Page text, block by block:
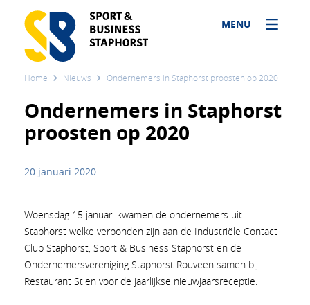
MENU
Home Nieuws Ondernemers in Staphorst proosten op 2020
Ondernemers in Staphorst
proosten op 2020
20 januari 2020
Woensdag 15 januari kwamen de ondernemers uit
Staphorst welke verbonden zijn aan de Industriële Contact
Club Staphorst, Sport & Business Staphorst en de
Ondernemersvereniging Staphorst Rouveen samen bij
Restaurant Stien voor de jaarlijkse nieuwjaarsreceptie.